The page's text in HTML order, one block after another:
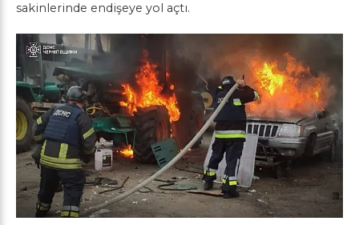
sakinlerinde endişeye yol açtı.